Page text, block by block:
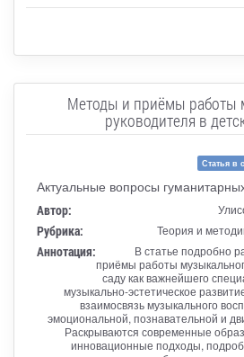
Методы и приёмы работы
руководителя в
Статья в
Актуальные вопросы
Автор:
Рубрика: Теория и
Аннотация:
В статье подробно
приёмы работы
саду как важнейшего
музыкально-эстетическое
взаимосвязь музыкального
эмоциональной, познавательной и
Раскрываются современные
инновационные подходы,